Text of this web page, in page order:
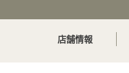
店舗情報